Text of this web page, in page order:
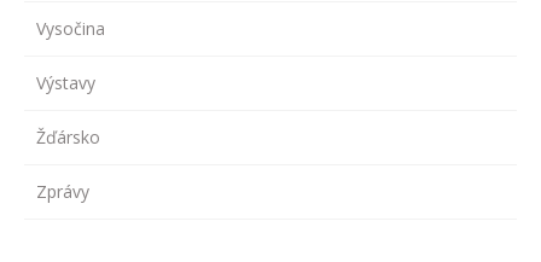
Vysočina
Výstavy
Žďársko
Zprávy